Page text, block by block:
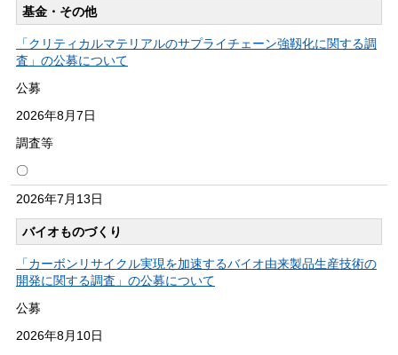
基金・その他
「クリティカルマテリアルのサプライチェーン強靱化に関する調
査」の公募について
公募
2026年8月7日
調査等
〇
2026年7月13日
バイオものづくり
「カーボンリサイクル実現を加速するバイオ由来製品生産技術の
開発に関する調査」の公募について
公募
2026年8月10日